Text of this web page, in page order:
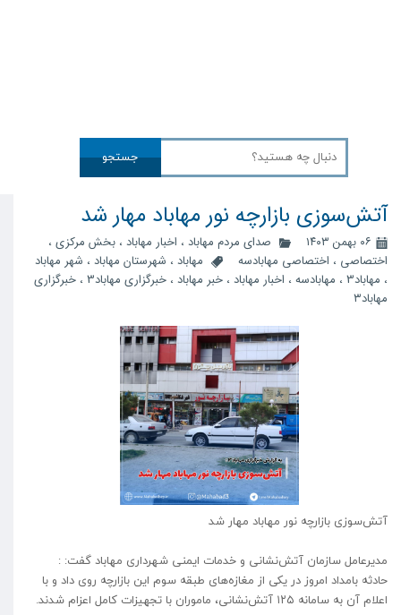
جستجو
آتش‌سوزی بازارچه نور مهاباد مهار شد
۰۶ بهمن ۱۴۰۳ صدای مردم مهاباد ، اخبار مهاباد ، بخش مرکزی ،
اختصاصی ، اختصاصی مهابادسه مهاباد ، شهرستان مهاباد ، شهر مهاباد
، مهاباد3 ، مهابادسه ، اخبار مهاباد ، خبر مهاباد ، خبرگزاری مهاباد3 ، خبرگزاری
مهاباد۳
آتش‌سوزی بازارچه نور مهاباد مهار شد
مدیرعامل سازمان آتش‌نشانی و خدمات ایمنی شهرداری مهاباد گفت: :
حادثه بامداد امروز در یکی از مغازه‌های طبقه سوم این بازارچه روی داد و با
اعلام آن به سامانه ۱۲۵ آتش‌نشانی، ماموران با تجهیزات کامل اعزام شدند.